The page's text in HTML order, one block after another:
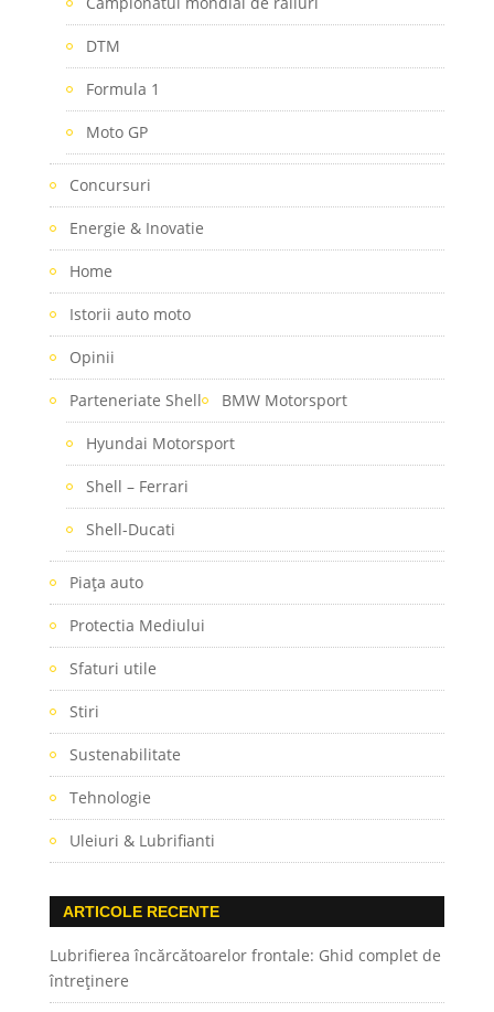
DTM
Formula 1
Moto GP
Concursuri
Energie & Inovatie
Home
Istorii auto moto
Opinii
Parteneriate Shell BMW Motorsport
Hyundai Motorsport
Shell – Ferrari
Shell-Ducati
Piaţa auto
Protectia Mediului
Sfaturi utile
Stiri
Sustenabilitate
Tehnologie
Uleiuri & Lubrifianti
ARTICOLE RECENTE
Lubrifierea încărcătoarelor frontale: Ghid complet de
întreținere